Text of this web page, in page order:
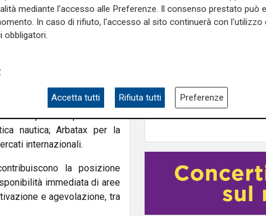
significative ricadute
altamente
di sviluppo basato su una
è stata presentata
Oristano per i fondali
suo tessuto industriale in
e la prevista piattaforma
nautica; Arbatax per la
internazionali.
la posizione
immediata di aree
e agevolazione, tra
Il punto
globali”
mediante l'accesso alle Preferenze. Il consenso prestato può
In caso di rifiuto, l'accesso al sito continuerà con l'utilizzo
obbligatori.
Accetta tutti Rifiuta tutti Preferenze